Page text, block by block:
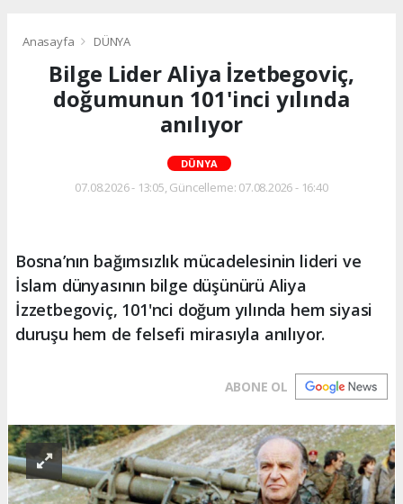
Anasayfa DÜNYA
Bilge Lider Aliya İzetbegoviç,
doğumunun 101'inci yılında
anılıyor
DÜNYA
07.08.2026 - 13:05, Güncelleme: 07.08.2026 - 16:40
Bosna’nın bağımsızlık mücadelesinin lideri ve
İslam dünyasının bilge düşünürü Aliya
İzzetbegoviç, 101'nci doğum yılında hem siyasi
duruşu hem de felsefi mirasıyla anılıyor.
ABONE OL